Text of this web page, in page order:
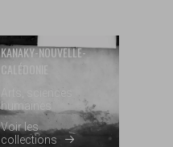
KANAKY-NOUVELLE-
CALÉDONIE
Arts, sciences
humaines
Voir les
collections